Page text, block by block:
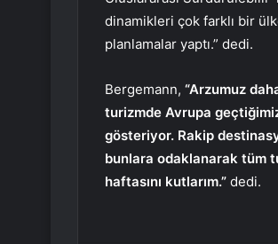
dinamikleri çok farklı bir
planlamalar yaptı.” dedi.
Bergemann, “Arzumuz
turizmde Avrupa
gösteriyor. Rakip
bunlara odaklanarak tüm
haftasını kutlarım.” dedi.